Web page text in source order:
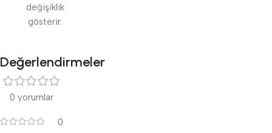
değişiklik
gösterir.
Değerlendirmeler
0 yorumlar
0